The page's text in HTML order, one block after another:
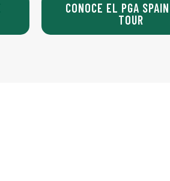
CONOCE EL PGA
TOUR